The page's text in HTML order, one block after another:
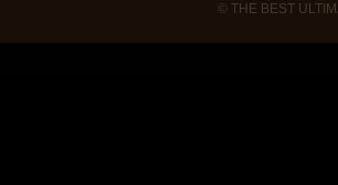
© THE BEST